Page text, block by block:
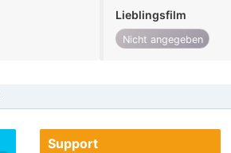
Lieblingsfilm
Nicht angegeben
Support